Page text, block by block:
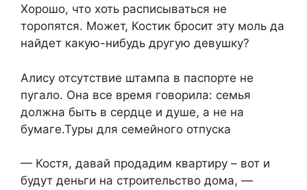
Хорошо, что хоть расписываться не
торопятся. Может, Костик бросит эту моль да
найдет какую-нибудь другую девушку?
Алису отсутствие штампа в паспорте не
пугало. Она все время говорила: семья
должна быть в сердце и душе, а не на
бумаге.Туры для семейного отпуска
— Костя, давай продадим квартиру – вот и
будут деньги на строительство дома, —